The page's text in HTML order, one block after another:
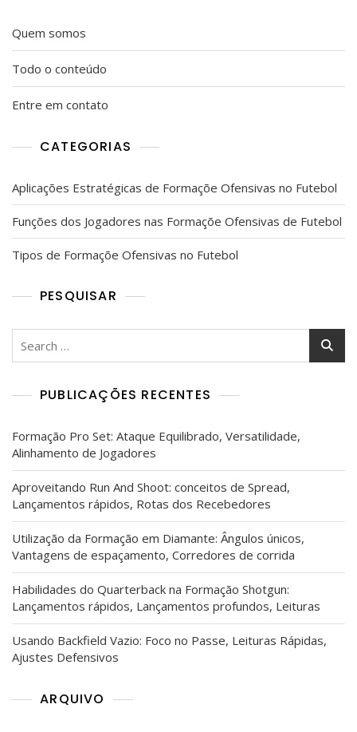
Quem somos
Todo o conteúdo
Entre em contato
CATEGORIAS
Aplicações Estratégicas de Formaçõe Ofensivas no Futebol
Funções dos Jogadores nas Formaçõe Ofensivas de Futebol
Tipos de Formaçõe Ofensivas no Futebol
PESQUISAR
PUBLICAÇÕES RECENTES
Formação Pro Set: Ataque Equilibrado, Versatilidade,
Alinhamento de Jogadores
Aproveitando Run And Shoot: conceitos de Spread,
Lançamentos rápidos, Rotas dos Recebedores
Utilização da Formação em Diamante: Ângulos únicos,
Vantagens de espaçamento, Corredores de corrida
Habilidades do Quarterback na Formação Shotgun:
Lançamentos rápidos, Lançamentos profundos, Leituras
Usando Backfield Vazio: Foco no Passe, Leituras Rápidas,
Ajustes Defensivos
ARQUIVO